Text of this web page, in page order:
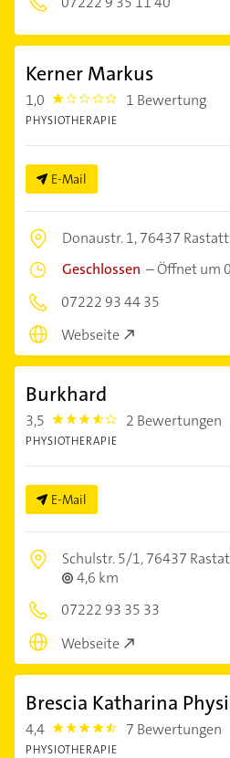
Kerner Markus
1,0 1.0 1 Bewertung
PHYSIOTHERAPIE
E-Mail
Donaustr. 1,76437 Rastatt
Geschlossen –Öffnet um
07222 93 44 35
Webseite
Burkhard
3,5 3.5 2 Bewertungen
PHYSIOTHERAPIE
E-Mail
Schulstr. 5/1,76437
4,6 km
07222 93 35 33
Webseite
Brescia Katharina
4,4 4.4 7 Bewertungen
PHYSIOTHERAPIE